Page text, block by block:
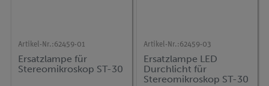
Artikel-Nr.:62459-01
Ersatzlampe für
Stereomikroskop ST-30
Artikel-Nr.:62459-03
Ersatzlampe LED
Durchlicht für
Stereomikroskop ST-30